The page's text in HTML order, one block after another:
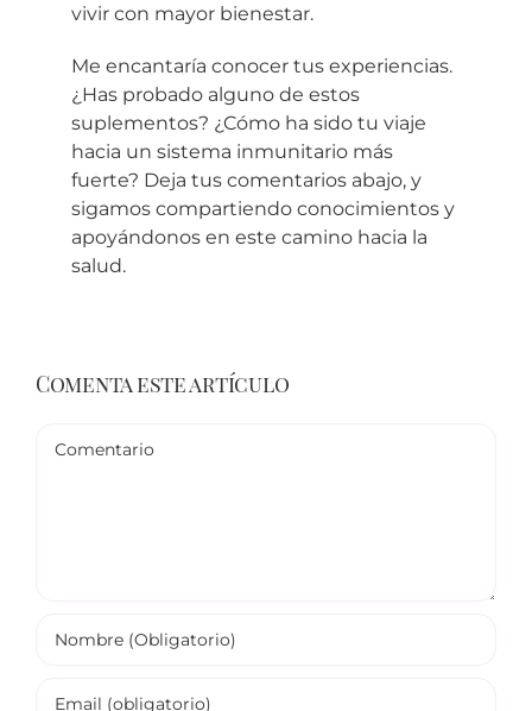
vivir con mayor bienestar.
Me encantaría conocer tus experiencias.
¿Has probado alguno de estos
suplementos? ¿Cómo ha sido tu viaje
hacia un sistema inmunitario más
fuerte? Deja tus comentarios abajo, y
sigamos compartiendo conocimientos y
apoyándonos en este camino hacia la
salud.
Comenta este artículo